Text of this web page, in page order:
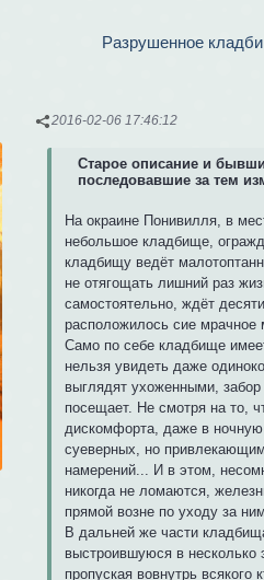
Разрушенное
2016-02-06 17:46:12
Старое описание и
последовавшие за тем
На окраине Понивилля, в
небольшое кладбище,
кладбищу ведёт
не отягощать лишний раз
самостоятельно, ждёт
расположилось сие мрачное
Само по себе кладбище
нельзя увидеть даже
выглядят ухоженными,
посещает. Не смотря на то,
дискомфорта, даже в
суеверных, но
намерений... И в этом,
никогда не ломаются,
прямой возне по уходу за
В дальней же части
выстроившуюся в
пропуская вовнутрь